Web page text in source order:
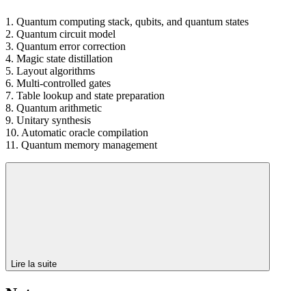
1. Quantum computing stack, qubits, and quantum states
2. Quantum circuit model
3. Quantum error correction
4. Magic state distillation
5. Layout algorithms
6. Multi-controlled gates
7. Table lookup and state preparation
8. Quantum arithmetic
9. Unitary synthesis
10. Automatic oracle compilation
11. Quantum memory management
Lire la suite